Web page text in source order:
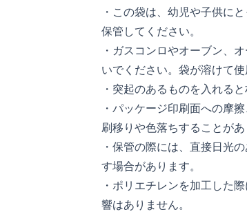
・この袋は、幼児や子供に
保管してください。
・ガスコンロやオーブン、
いでください。袋が溶けて
・突起のあるものを入れる
・パッケージ印刷面への摩
刷移りや色落ちすることが
・保管の際には、直接日光
す場合があります。
・ポリエチレンを加工した
響はありません。